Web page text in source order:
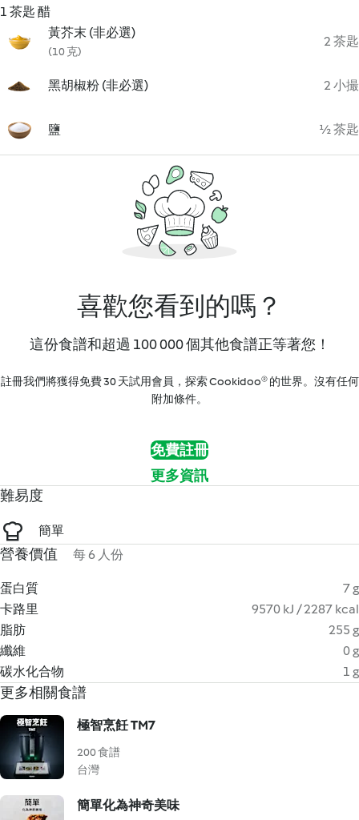
1 茶匙 醋
黃芥末 (非必選)
(10 克)
2 茶匙
黑胡椒粉 (非必選) 2 小撮
鹽 ½ 茶匙
喜歡您看到的嗎？
這份食譜和超過 100 000 個其他食譜正等著您！
註冊我們將獲得免費 30 天試用會員，探索 Cookidoo® 的世界。沒有任何
附加條件。
免費註冊
更多資訊
難易度
簡單
營養價值 每 6 人份
蛋白質
7 g
卡路里
9570 kJ / 2287 kcal
脂肪
255 g
纖維
0 g
碳水化合物
1 g
更多相關食譜
極智烹飪 TM7
200 食譜
台灣
簡單化為神奇美味